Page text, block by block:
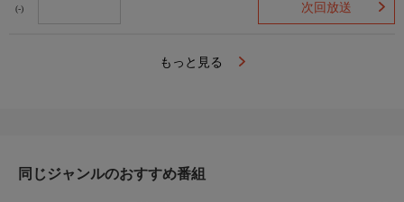
(-) 次回放送
もっと見る
同じジャンルのおすすめ番組